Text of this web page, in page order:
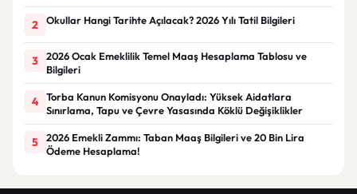
2 Okullar Hangi Tarihte Açılacak? 2026 Yılı Tatil Bilgileri
3
2026 Ocak Emeklilik Temel Maaş Hesaplama Tablosu ve
Bilgileri
4
Torba Kanun Komisyonu Onayladı: Yüksek Aidatlara
Sınırlama, Tapu ve Çevre Yasasında Köklü Değişiklikler
5
2026 Emekli Zammı: Taban Maaş Bilgileri ve 20 Bin Lira
Ödeme Hesaplama!